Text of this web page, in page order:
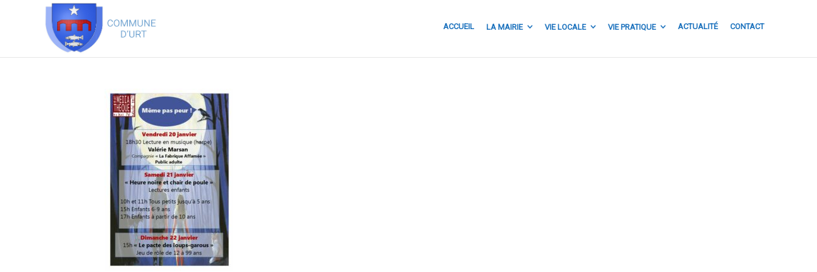
ACCUEIL LA MAIRIE VIE LOCALE VIE PRATIQUE ACTUALITÉ CONTACT